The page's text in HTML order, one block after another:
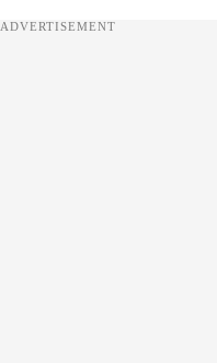
ADVERTISEMENT